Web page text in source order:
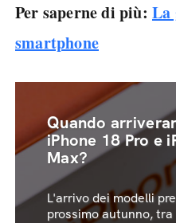
Per saperne di più: La
smartphone
Quando
iPhone 18 Pro e
Max?
L'arrivo dei modelli
prossimo autunno,